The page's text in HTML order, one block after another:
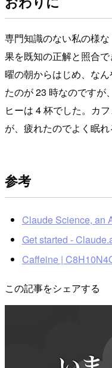
専門知識のない私の様
果を既知の正解と照合
曜の朝からはじめ、な
たのが 23 時なのですが
ヒーは 4 杯でした。カ
が、疲れたのでよく眠れ
参考
Claude Science, an
Get started -
Caffeine |
この記事をシェアする